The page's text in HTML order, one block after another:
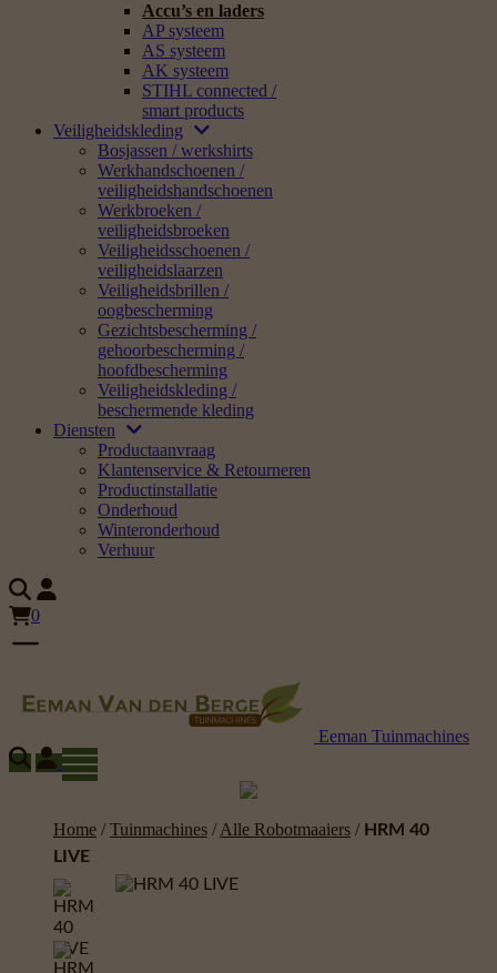
Accu’s en laders
AP systeem
AS systeem
AK systeem
STIHL connected /
smart products
Veiligheidskleding
Bosjassen / werkshirts
Werkhandschoenen /
veiligheidshandschoenen
Werkbroeken /
veiligheidsbroeken
Veiligheidsschoenen /
veiligheidslaarzen
Veiligheidsbrillen /
oogbescherming
Gezichtsbescherming /
gehoorbescherming /
hoofdbescherming
Veiligheidskleding /
beschermende kleding
Diensten
Productaanvraag
Klantenservice & Retourneren
Productinstallatie
Onderhoud
Winteronderhoud
Verhuur
0
Eeman Tuinmachines
Home / Tuinmachines / Alle Robotmaaiers / HRM 40
LIVE